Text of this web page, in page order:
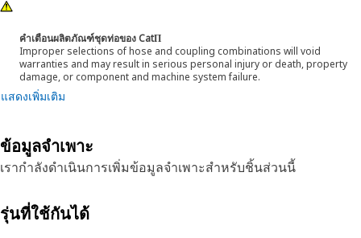
couplings are subjected to the most rigorous testing
processes in the industry. Every Cat hose and coupling
combination is tested as a system to ensure a perfect fit
that yields maximum safety and dependability.
The Cat XT ES hose line-up is designed and manufactured
These range from 2500 to 6000 psi (17.5 to 42.0 MPa). The
ES (Enhanced Spiral) construction is a Caterpillar
standards. Cat hoses also work at half the SAE bend radius,
allowing tighter routing in a wide variety of applications.
คำเตือนผลิตภัณฑ์ชุดท่อของ CatΠ
Improper selections of hose and coupling combinations will void
warranties and may result in serious personal injury or death, property
damage, or component and machine system failure.
แสดงเพิ่มเติม
ข้อมูลจำเพาะ
เรากำลังดำเนินการเพิ่มข้อมูลจำเพาะสำหรับชิ้นส่วนนี้
รุ่นที่ใช้กันได้